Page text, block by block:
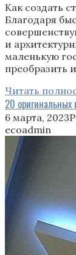
Как создать
Благодаря
и
маленькую
преобразить
Читать
20
6 марта, 2023
ecoadmin